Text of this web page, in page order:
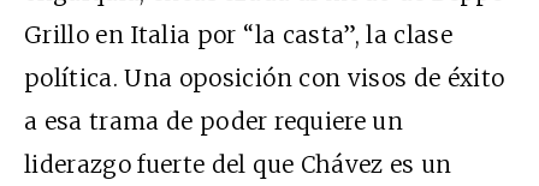
Grillo en Italia por “la casta”, la clase
política. Una oposición con visos de éxito
a esa trama de poder requiere un
liderazgo fuerte del que Chávez es un